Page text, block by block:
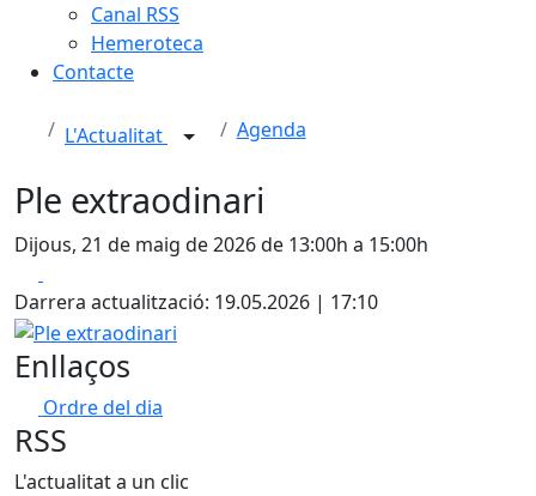
Canal RSS
Hemeroteca
Contacte
L'Actualitat Agenda
Ple extraodinari
Dijous, 21 de maig de 2026 de 13:00h a 15:00h
Darrera actualització: 19.05.2026 | 17:10
Ple extraodinari
Enllaços
Ordre del dia
RSS
L'actualitat a un clic